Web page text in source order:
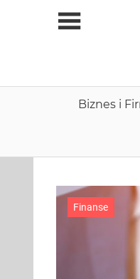
Biznes i
Finanse